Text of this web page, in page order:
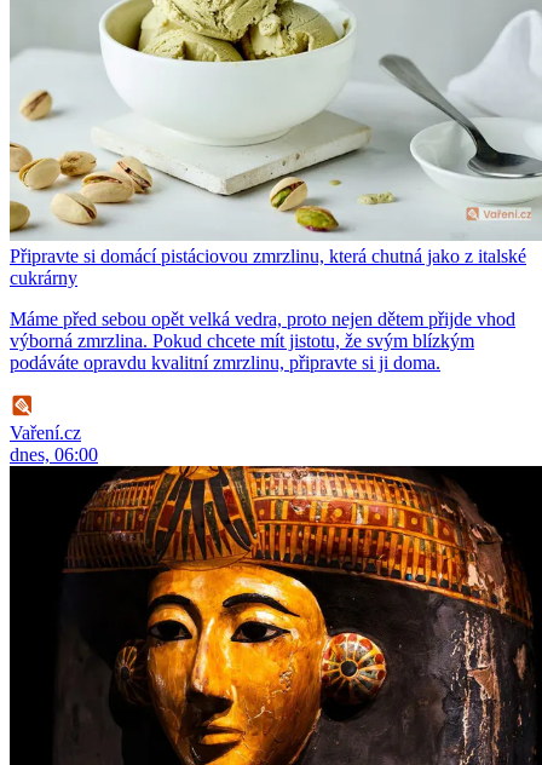
Připravte si domácí pistáciovou zmrzlinu, která chutná jako z italské
cukrárny
Máme před sebou opět velká vedra, proto nejen dětem přijde vhod
výborná zmrzlina. Pokud chcete mít jistotu, že svým blízkým
podáváte opravdu kvalitní zmrzlinu, připravte si ji doma.
Vaření.cz
dnes, 06:00